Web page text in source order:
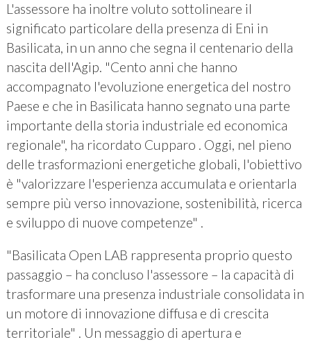
L'assessore ha inoltre voluto sottolineare il
significato particolare della presenza di Eni in
Basilicata, in un anno che segna il centenario della
nascita dell'Agip. "Cento anni che hanno
accompagnato l'evoluzione energetica del nostro
Paese e che in Basilicata hanno segnato una parte
importante della storia industriale ed economica
regionale", ha ricordato Cupparo . Oggi, nel pieno
delle trasformazioni energetiche globali, l'obiettivo
è "valorizzare l'esperienza accumulata e orientarla
sempre più verso innovazione, sostenibilità, ricerca
e sviluppo di nuove competenze" .
"Basilicata Open LAB rappresenta proprio questo
passaggio – ha concluso l'assessore – la capacità di
trasformare una presenza industriale consolidata in
un motore di innovazione diffusa e di crescita
territoriale" . Un messaggio di apertura e